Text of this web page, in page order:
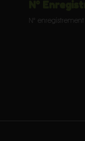
N° enregistrement :